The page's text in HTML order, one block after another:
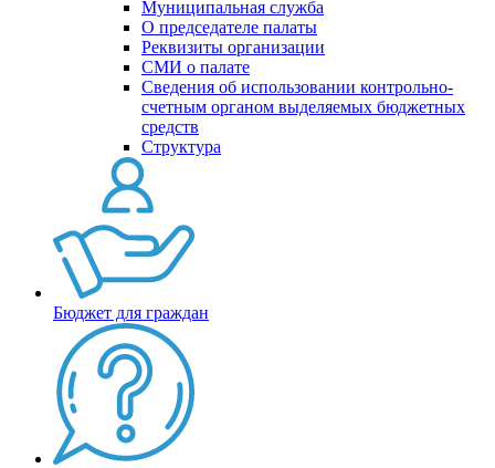
Муниципальная служба
О председателе палаты
Реквизиты организации
СМИ о палате
Сведения об использовании контрольно-
счетным органом выделяемых бюджетных
средств
Структура
Бюджет для граждан